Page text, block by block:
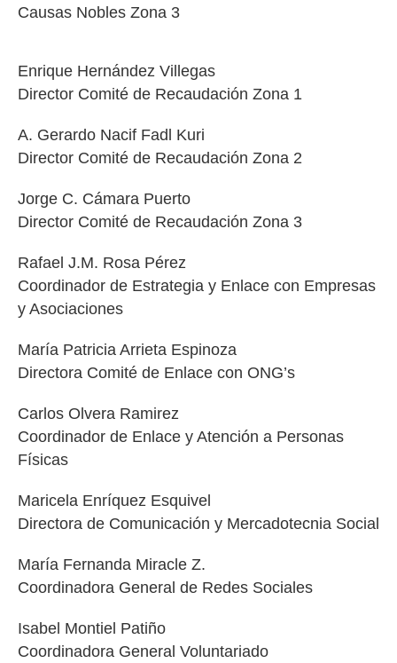
Causas Nobles Zona 3
Enrique Hernández Villegas
Director Comité de Recaudación Zona 1
A. Gerardo Nacif Fadl Kuri
Director Comité de Recaudación Zona 2
Jorge C. Cámara Puerto
Director Comité de Recaudación Zona 3
Rafael J.M. Rosa Pérez
Coordinador de Estrategia y Enlace con Empresas
y Asociaciones
María Patricia Arrieta Espinoza
Directora Comité de Enlace con ONG’s
Carlos Olvera Ramirez
Coordinador de Enlace y Atención a Personas
Físicas
Maricela Enríquez Esquivel
Directora de Comunicación y Mercadotecnia Social
María Fernanda Miracle Z.
Coordinadora General de Redes Sociales
Isabel Montiel Patiño
Coordinadora General Voluntariado